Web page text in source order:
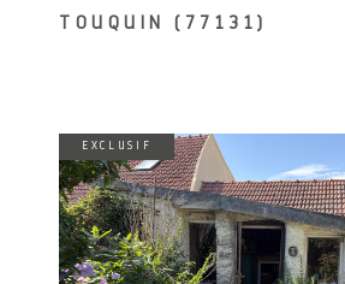
TOUQUIN (77131)
EXCLUSIF
VOIR LE BIEN